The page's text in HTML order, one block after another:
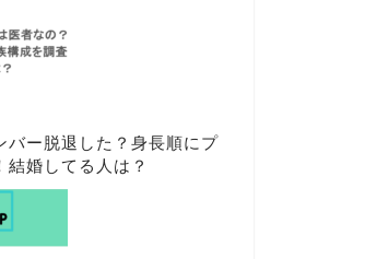
バー脱退した？身長順にプ
結婚してる人は？